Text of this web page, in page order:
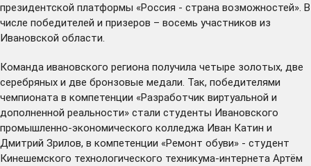
президентской платформы «Россия - страна возможностей». В
числе победителей и призеров – восемь участников из
Ивановской области.
Команда ивановского региона получила четыре золотых, две
серебряных и две бронзовые медали. Так, победителями
чемпионата в компетенции «Разработчик виртуальной и
дополненной реальности» стали студенты Ивановского
промышленно-экономического колледжа Иван Катин и
Дмитрий Зрилов, в компетенции «Ремонт обуви» - студент
Кинешемского технологического техникума-интернета Артём